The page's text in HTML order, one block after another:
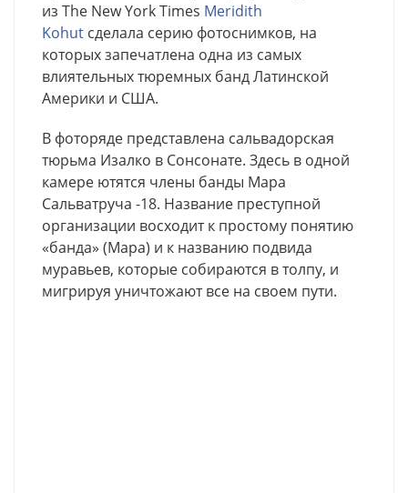
из The New York Times Meridith
Kohut сделала серию фотоснимков, на
которых запечатлена одна из самых
влиятельных тюремных банд Латинской
Америки и США.
В фоторяде представлена сальвадорская
тюрьма Изалко в Сонсонате. Здесь в одной
камере ютятся члены банды Мара
Сальватруча -18. Название преступной
организации восходит к простому понятию
«банда» (Мара) и к названию подвида
муравьев, которые собираются в толпу, и
мигрируя уничтожают все на своем пути.